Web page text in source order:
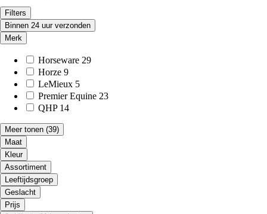
Filters
Binnen 24 uur verzonden
Merk
Horseware 29
Horze 9
LeMieux 5
Premier Equine 23
QHP 14
Meer tonen (39)
Maat
Kleur
Assortiment
Leeftijdsgroep
Geslacht
Prijs